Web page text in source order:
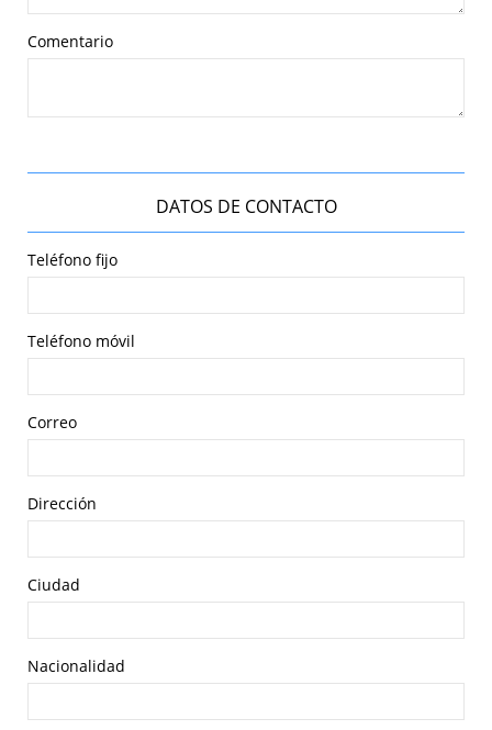
Comentario
DATOS DE CONTACTO
Teléfono fijo
Teléfono móvil
Correo
Dirección
Ciudad
Nacionalidad